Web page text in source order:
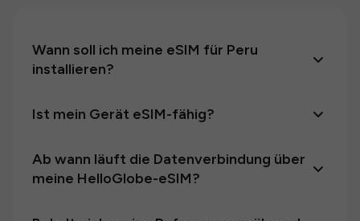
Wann soll ich meine eSIM für Peru
installieren?
Ist mein Gerät eSIM-fähig?
Ab wann läuft die Datenverbindung über
meine HelloGlobe-eSIM?